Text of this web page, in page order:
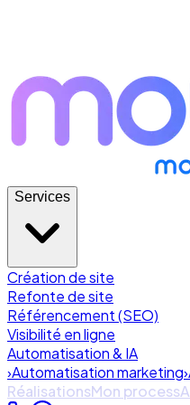
Services
Création de site
Refonte de site
Référencement (SEO)
Visibilité en ligne
Automatisation & IA
›Automatisation marketing›
RéalisationsMon process